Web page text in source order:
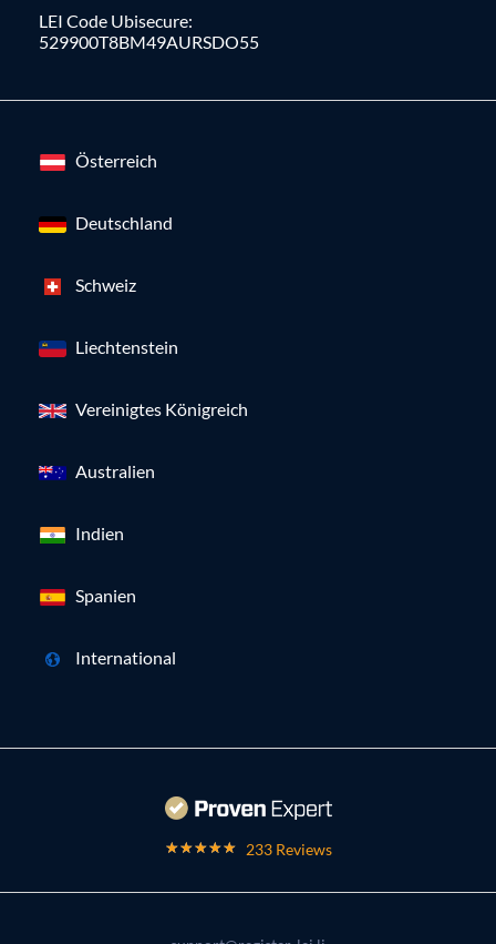
LEI Code Ubisecure:
529900T8BM49AURSDO55
Österreich
Deutschland
Schweiz
Liechtenstein
Vereinigtes Königreich
Australien
Indien
Spanien
International
233 Reviews